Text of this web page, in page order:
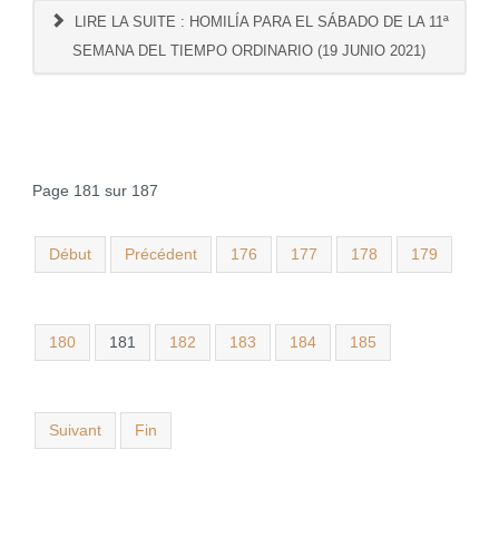
LIRE LA SUITE : HOMILÍA PARA EL SÁBADO DE LA 11ª
SEMANA DEL TIEMPO ORDINARIO (19 JUNIO 2021)
Page 181 sur 187
Début Précédent 176 177 178 179
180 181 182 183 184 185
Suivant Fin